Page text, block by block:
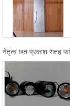
नेतृत्व छत प्रकाश सतह